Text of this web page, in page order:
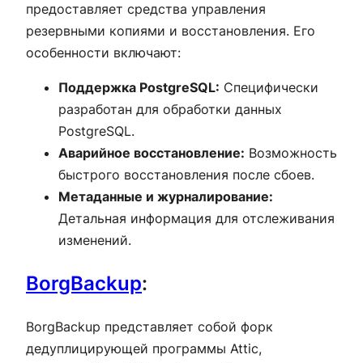
предоставляет средства управления
резервными копиями и восстановления. Его
особенности включают:
Поддержка PostgreSQL: Специфически
разработан для обработки данных
PostgreSQL.
Аварийное восстановление: Возможность
быстрого восстановления после сбоев.
Метаданные и журналирование:
Детальная информация для отслеживания
изменений.
BorgBackup:
BorgBackup представляет собой форк
дедуплицирующей программы Attic,